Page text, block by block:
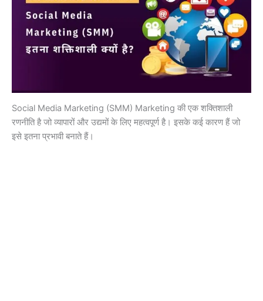
Social Media Marketing (SMM) Marketing की एक शक्तिशाली
रणनीति है जो व्यापारों और उद्यमों के लिए महत्वपूर्ण है। इसके कई कारण हैं जो
इसे इतना प्रभावी बनाते हैं।